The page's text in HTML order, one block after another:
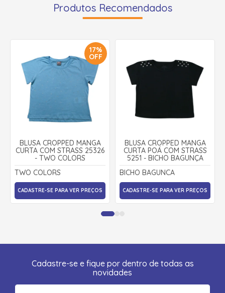
Produtos Recomendados
17%
OFF
BLUSA CROPPED MANGA
CURTA COM STRASS 25326
- TWO COLORS
TWO COLORS
CADASTRE-SE PARA VER PREÇOS
BLUSA CROPPED MANGA
CURTA POÁ COM STRASS
5251 - BICHO BAGUNÇA
BICHO BAGUNCA
CADASTRE-SE PARA VER PREÇOS
Cadastre-se e fique por dentro de todas as
novidades